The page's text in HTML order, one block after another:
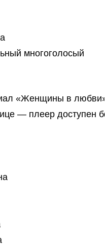
многоголосый
«Женщины в
— плеер доступен